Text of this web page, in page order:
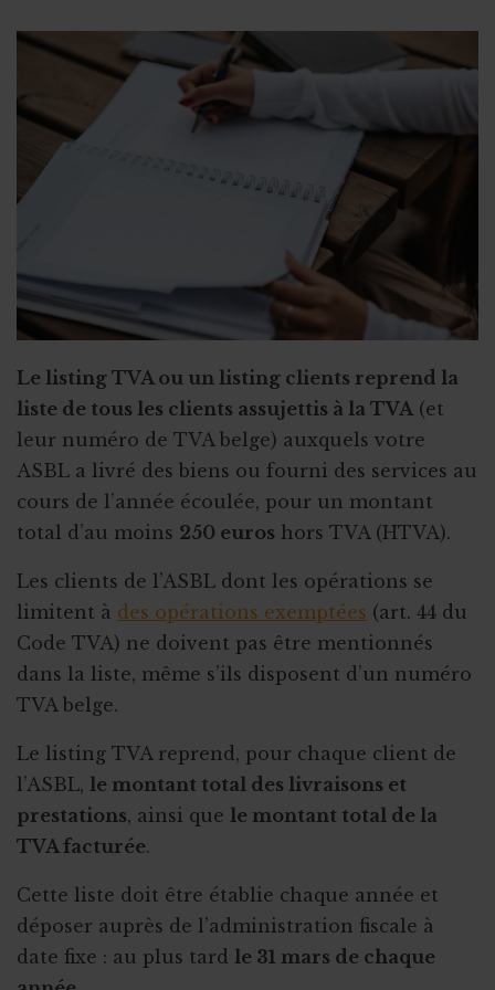
Le listing TVA ou un listing clients reprend la
liste de tous les clients assujettis à la TVA (et
leur numéro de TVA belge) auxquels votre
ASBL a livré des biens ou fourni des services au
cours de l’année écoulée, pour un montant
total d’au moins 250 euros hors TVA (HTVA).
Les clients de l’ASBL dont les opérations se
limitent à des opérations exemptées (art. 44 du
Code TVA) ne doivent pas être mentionnés
dans la liste, même s’ils disposent d’un numéro
TVA belge.
Le listing TVA reprend, pour chaque client de
l’ASBL, le montant total des livraisons et
prestations, ainsi que le montant total de la
TVA facturée.
Cette liste doit être établie chaque année et
déposer auprès de l’administration fiscale à
date fixe : au plus tard le 31 mars de chaque